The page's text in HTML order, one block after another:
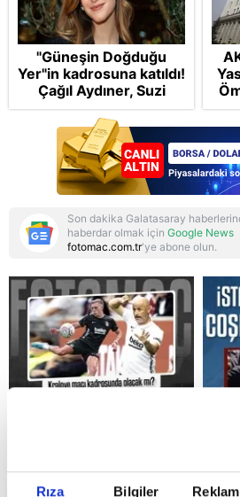
Rıza Bilgiler
Reddet
"Güneşin Doğduğu
Yer"in kadrosuna katıldı!
Çağıl Aydıner, Suzi
karakteriyle geliyor
Son dakika Galatasaray
haberdar olmak için Google News
fotomac.com.tr'ye abone olun.